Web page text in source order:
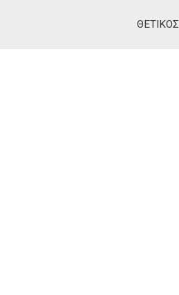
ΘΕΤΙΚΟΣ